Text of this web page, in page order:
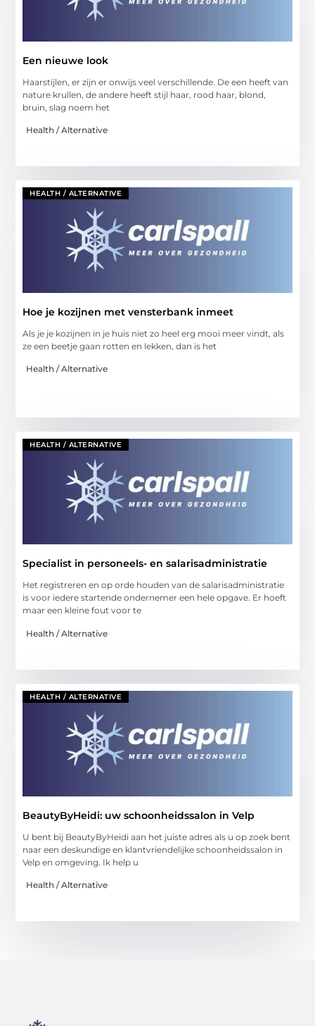
Een nieuwe look
Haarstijlen, er zijn er onwijs veel verschillende. De een heeft van
nature krullen, de andere heeft stijl haar, rood haar, blond,
bruin, slag noem het
Health / Alternative
HEALTH / ALTERNATIVE
Hoe je kozijnen met vensterbank inmeet
Als je je kozijnen in je huis niet zo heel erg mooi meer vindt, als
ze een beetje gaan rotten en lekken, dan is het
Health / Alternative
HEALTH / ALTERNATIVE
Specialist in personeels- en salarisadministratie
Het registreren en op orde houden van de salarisadministratie
is voor iedere startende ondernemer een hele opgave. Er hoeft
maar een kleine fout voor te
Health / Alternative
HEALTH / ALTERNATIVE
BeautyByHeidi: uw schoonheidssalon in Velp
U bent bij BeautyByHeidi aan het juiste adres als u op zoek bent
naar een deskundige en klantvriendelijke schoonheidssalon in
Velp en omgeving. Ik help u
Health / Alternative